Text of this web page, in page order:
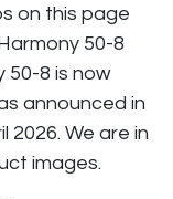
on this page
50-8
50-8 is now
announced in
2026. We are in
images.